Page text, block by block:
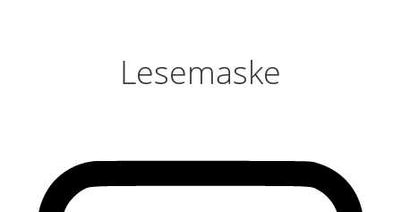
Lesemaske